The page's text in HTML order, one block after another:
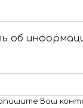
об
Ваш